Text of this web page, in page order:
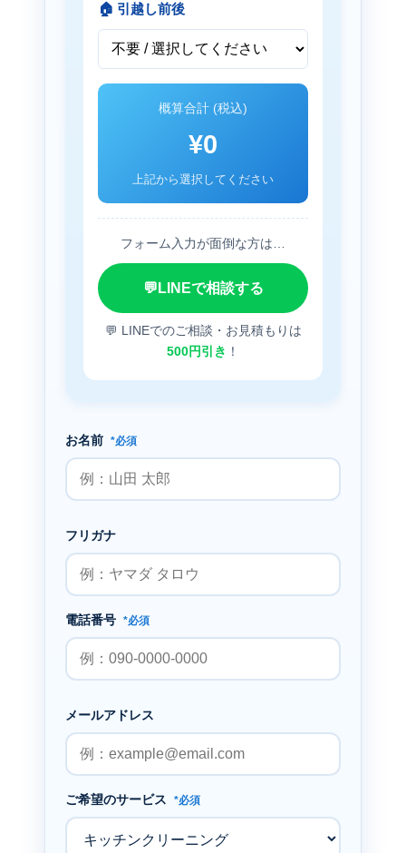
🏠 引越し前後
概算合計 (税込)
¥0
上記から選択してください
フォーム入力が面倒な方は…
💬 LINEで相談する
💬 LINEでのご相談・お見積もりは
500円引き ！
お名前 *必須
フリガナ
電話番号 *必須
メールアドレス
ご希望のサービス *必須